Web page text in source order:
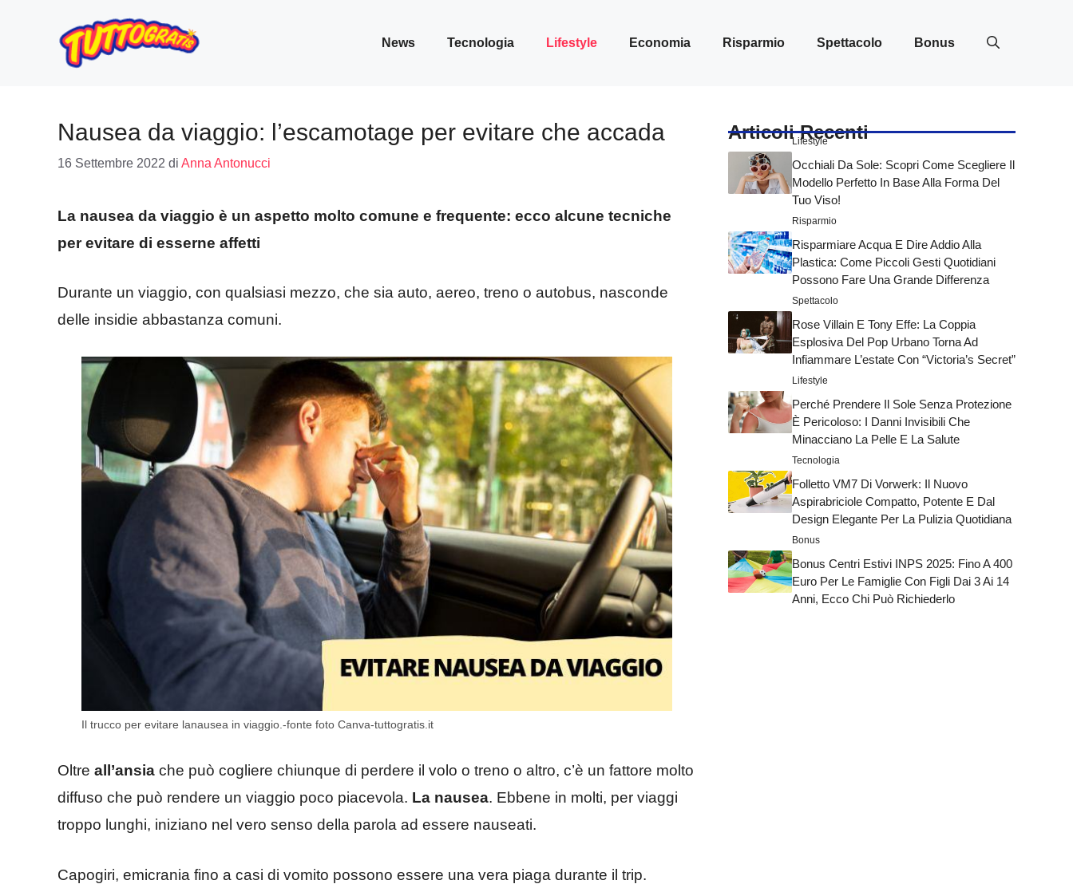
contenuto
News Tecnologia Lifestyle Economia Risparmio Spettacolo Bonus
Nausea da viaggio: l’escamotage per evitare che accada
16 Settembre 2022 di Anna Antonucci
La nausea da viaggio è un aspetto molto comune e frequente: ecco alcune tecniche
per evitare di esserne affetti
Durante un viaggio, con qualsiasi mezzo, che sia auto, aereo, treno o autobus, nasconde
delle insidie abbastanza comuni.
Il trucco per evitare lanausea in viaggio.-fonte foto Canva-tuttogratis.it
Oltre all’ansia che può cogliere chiunque di perdere il volo o treno o altro, c’è un fattore molto
diffuso che può rendere un viaggio poco piacevola. La nausea. Ebbene in molti, per viaggi
troppo lunghi, iniziano nel vero senso della parola ad essere nauseati.
Capogiri, emicrania fino a casi di vomito possono essere una vera piaga durante il trip.
Articoli Recenti
Lifestyle
Occhiali Da Sole: Scopri Come Scegliere Il
Modello Perfetto In Base Alla Forma Del
Tuo Viso!
Risparmio
Risparmiare Acqua E Dire Addio Alla
Plastica: Come Piccoli Gesti Quotidiani
Possono Fare Una Grande Differenza
Spettacolo
Rose Villain E Tony Effe: La Coppia
Esplosiva Del Pop Urbano Torna Ad
Infiammare L’estate Con “Victoria’s Secret”
Lifestyle
Perché Prendere Il Sole Senza Protezione
È Pericoloso: I Danni Invisibili Che
Minacciano La Pelle E La Salute
Tecnologia
Folletto VM7 Di Vorwerk: Il Nuovo
Aspirabriciole Compatto, Potente E Dal
Design Elegante Per La Pulizia Quotidiana
Bonus
Bonus Centri Estivi INPS 2025: Fino A 400
Euro Per Le Famiglie Con Figli Dai 3 Ai 14
Anni, Ecco Chi Può Richiederlo